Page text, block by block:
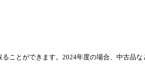
ことができます。2024年度の場合、中古品